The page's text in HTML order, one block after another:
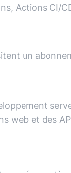
Actions CI/
un
web et des